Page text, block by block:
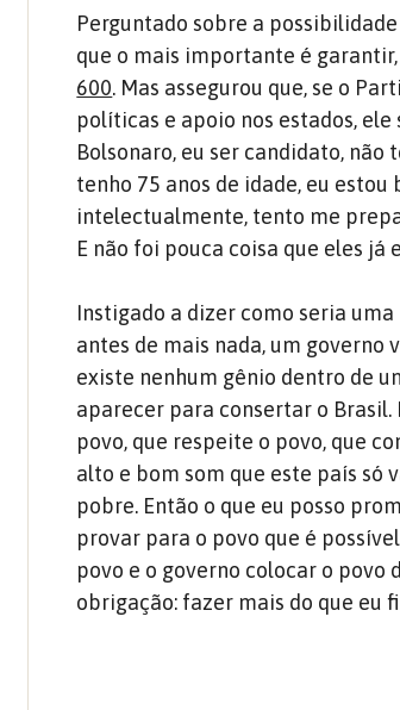
Perguntado sobre a
que o mais importante é
600. Mas assegurou que, se o
políticas e apoio nos estados,
Bolsonaro, eu ser candidato, não
tenho 75 anos de idade, eu
intelectualmente, tento me
E não foi pouca coisa que eles já
Instigado a dizer como seria
antes de mais nada, um governo
existe nenhum gênio dentro de
aparecer para consertar o Brasil.
povo, que respeite o povo, que
alto e bom som que este país só
pobre. Então o que eu posso
provar para o povo que é
povo e o governo colocar o povo
obrigação: fazer mais do que eu